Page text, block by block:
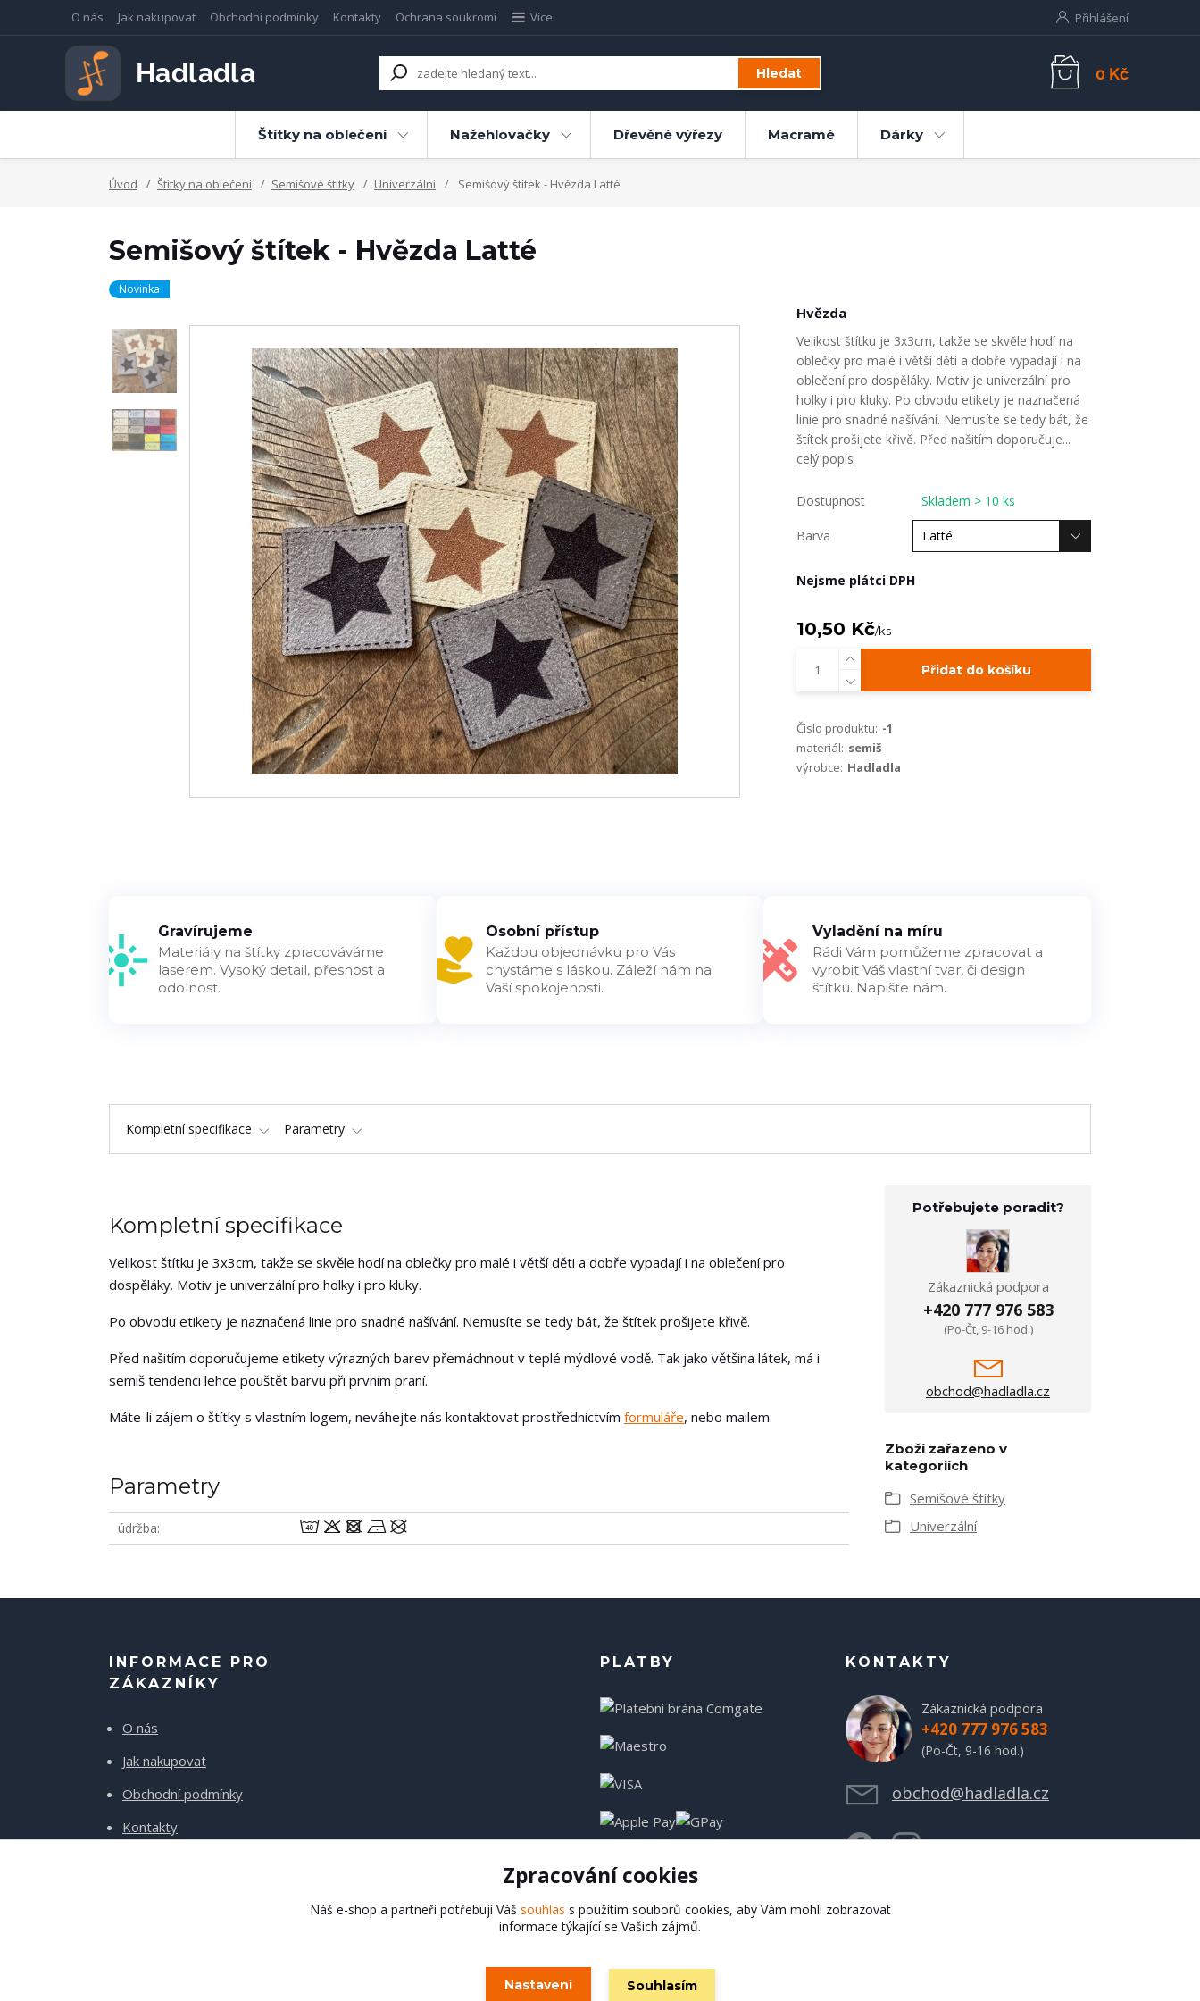
O nás Jak nakupovat Obchodní podmínky Kontakty Ochrana soukromí Více Přihlášení
Hledat 0 Kč
Štítky na oblečení Nažehlovačky Dřevěné výřezy Macramé Dárky
Úvod Štítky na oblečení Semišové štítky Univerzální Semišový štítek - Hvězda Latté
Semišový štítek - Hvězda Latté
Novinka
Hvězda
Velikost štítku je 3x3cm, takže se skvěle hodí na
oblečky pro malé i větší děti a dobře vypadají i na
oblečení pro dospěláky. Motiv je univerzální pro
holky i pro kluky. Po obvodu etikety je naznačená
linie pro snadné našívání. Nemusíte se tedy bát, že
štítek prošijete křivě. Před našitím doporučuje...
celý popis
Dostupnost Skladem > 10 ks
Barva
Nejsme plátci DPH
10,50 Kč/ks
Přidat do košíku
Číslo produktu: -1
materiál: semiš
výrobce: Hadladla
Gravírujeme
Materiály na štítky zpracováváme
laserem. Vysoký detail, přesnost a
odolnost.
Osobní přístup
Každou objednávku pro Vás
chystáme s láskou. Záleží nám na
Vaší spokojenosti.
Vyladění na míru
Rádi Vám pomůžeme zpracovat a
vyrobit Váš vlastní tvar, či design
štítku. Napište nám.
Kompletní specifikace Parametry
Kompletní specifikace
Velikost štítku je 3x3cm, takže se skvěle hodí na oblečky pro malé i větší děti a dobře vypadají i na oblečení pro
dospěláky. Motiv je univerzální pro holky i pro kluky.
Po obvodu etikety je naznačená linie pro snadné našívání. Nemusíte se tedy bát, že štítek prošijete křivě.
Před našitím doporučujeme etikety výrazných barev přemáchnout v teplé mýdlové vodě. Tak jako většina látek, má i
semiš tendenci lehce pouštět barvu při prvním praní.
Máte-li zájem o štítky s vlastním logem, neváhejte nás kontaktovat prostřednictvím formuláře, nebo mailem.
Parametry
údržba 8odnU
Potřebujete poradit?
Zákaznická podpora
+420 777 976 583
(Po-Čt, 9-16 hod.)
obchod@hadladla.cz
Zboží zařazeno v
kategoriích
Semišové štítky
Univerzální
INFORMACE PRO
ZÁKAZNÍKY
O nás
Jak nakupovat
Obchodní podmínky
Kontakty
PLATBY KONTAKTY
Zákaznická podpora
+420 777 976 583
(Po-Čt, 9-16 hod.)
obchod@hadladla.cz
Hadladla.cz
Zpracování cookies
Náš e-shop a partneři potřebují Váš souhlas s použitím souborů cookies, aby Vám mohli zobrazovat
informace týkající se Vašich zájmů.
Nastavení Souhlasím